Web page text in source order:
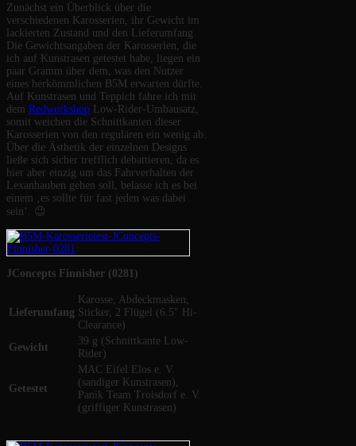
Zunächst ein Überblick über die
verschiedenen Karosserien, ihr Gewicht im
lackierten Zustand und den Lieferumfang.
Die Gewichtsangaben der Karosserien, die
ich auf Kunstrasen getestet habe, liegen ein
paar Gramm über dem, was den Nutzer
eines herkömmlichen B5M erwarten dürfte.
Auf Kunstrasen und Teppich fahre ich mit
dem Redworkshop Low-Rider-Umbausatz,
somit weichen die Schnittkanten dieser
Karosserien von den regulären ein wenig ab.
Über die Ästhetik der einzelnen Designs
ließe sich sicher trefflich debattieren, da es
hier aber einzig um das Fahrverhalten der
Lexanhauben gehen soll, belasse ich es bei
einem ‚es sollte für fast jeden was dabei
sein‘. 😉
JConcepts Finnisher (0281)
Lieferumfang
Karosse, Abdeckmasken,
Sticker, 2 Flügel (6.5″ Hi-
Clearance)
Gewicht
39 g (Schnittkante Low-
Rider)
Getestet
MAC Eifel Elos e. V.
(sandiger Kunstrasen),
Panik Team Troisdorf e. V.
(griffiger Kunstrasen)